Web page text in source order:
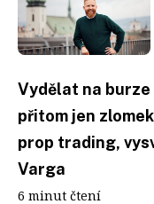
Vydělat na
přitom jen
prop trading,
Varga
6 minut čtení